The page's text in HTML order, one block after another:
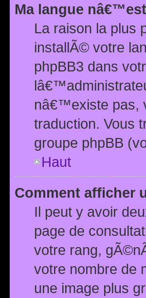
Ma langue
La raison la plus
installÃ© votre
phpBB3 dans
nâ€™existe pas,
traduction. Vous
groupe phpBB
Haut
Comment afficher
Il peut y avoir
page de
votre rang,
votre nombre de
une image plus